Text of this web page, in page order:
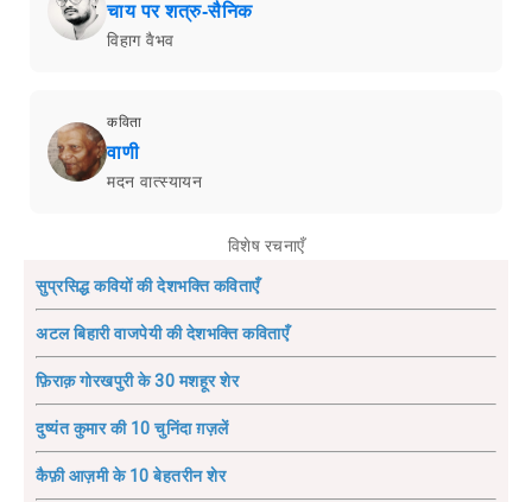
चाय पर शत्रु-सैनिक
विहाग वैभव
कविता
वाणी
मदन वात्स्यायन
विशेष रचनाएँ
सुप्रसिद्ध कवियों की देशभक्ति कविताएँ
अटल बिहारी वाजपेयी की देशभक्ति कविताएँ
फ़िराक़ गोरखपुरी के 30 मशहूर शेर
दुष्यंत कुमार की 10 चुनिंदा ग़ज़लें
कैफ़ी आज़मी के 10 बेहतरीन शेर